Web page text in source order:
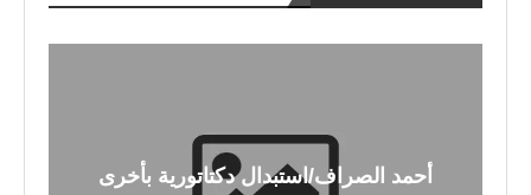
أحمد الصراف/استبدال دكتاتورية بأخرى